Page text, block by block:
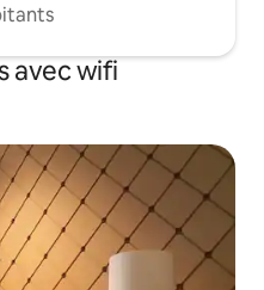
avec wifi